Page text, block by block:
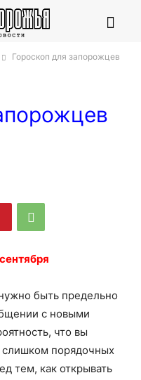
Гороскоп для запорожцев
быть предельно
с новыми
что вы
слишком порядочных
тем, как открывать